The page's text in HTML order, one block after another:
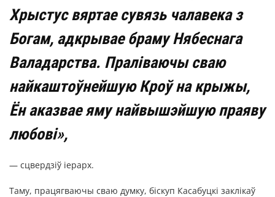
Хрыстус вяртае сувязь чалавека з
Богам, адкрывае браму Нябеснага
Валадарства. Праліваючы сваю
найкаштоўнейшую Кроў на крыжы,
Ён аказвае яму найвышэйшую праяву
любові»,
— сцвердзіў іерарх.
Таму, працягваючы сваю думку, біскуп Касабуцкі заклікаў